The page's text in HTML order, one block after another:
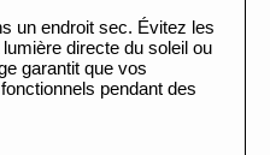
un endroit sec. Évitez les
directe du soleil ou
garantit que vos
pendant des